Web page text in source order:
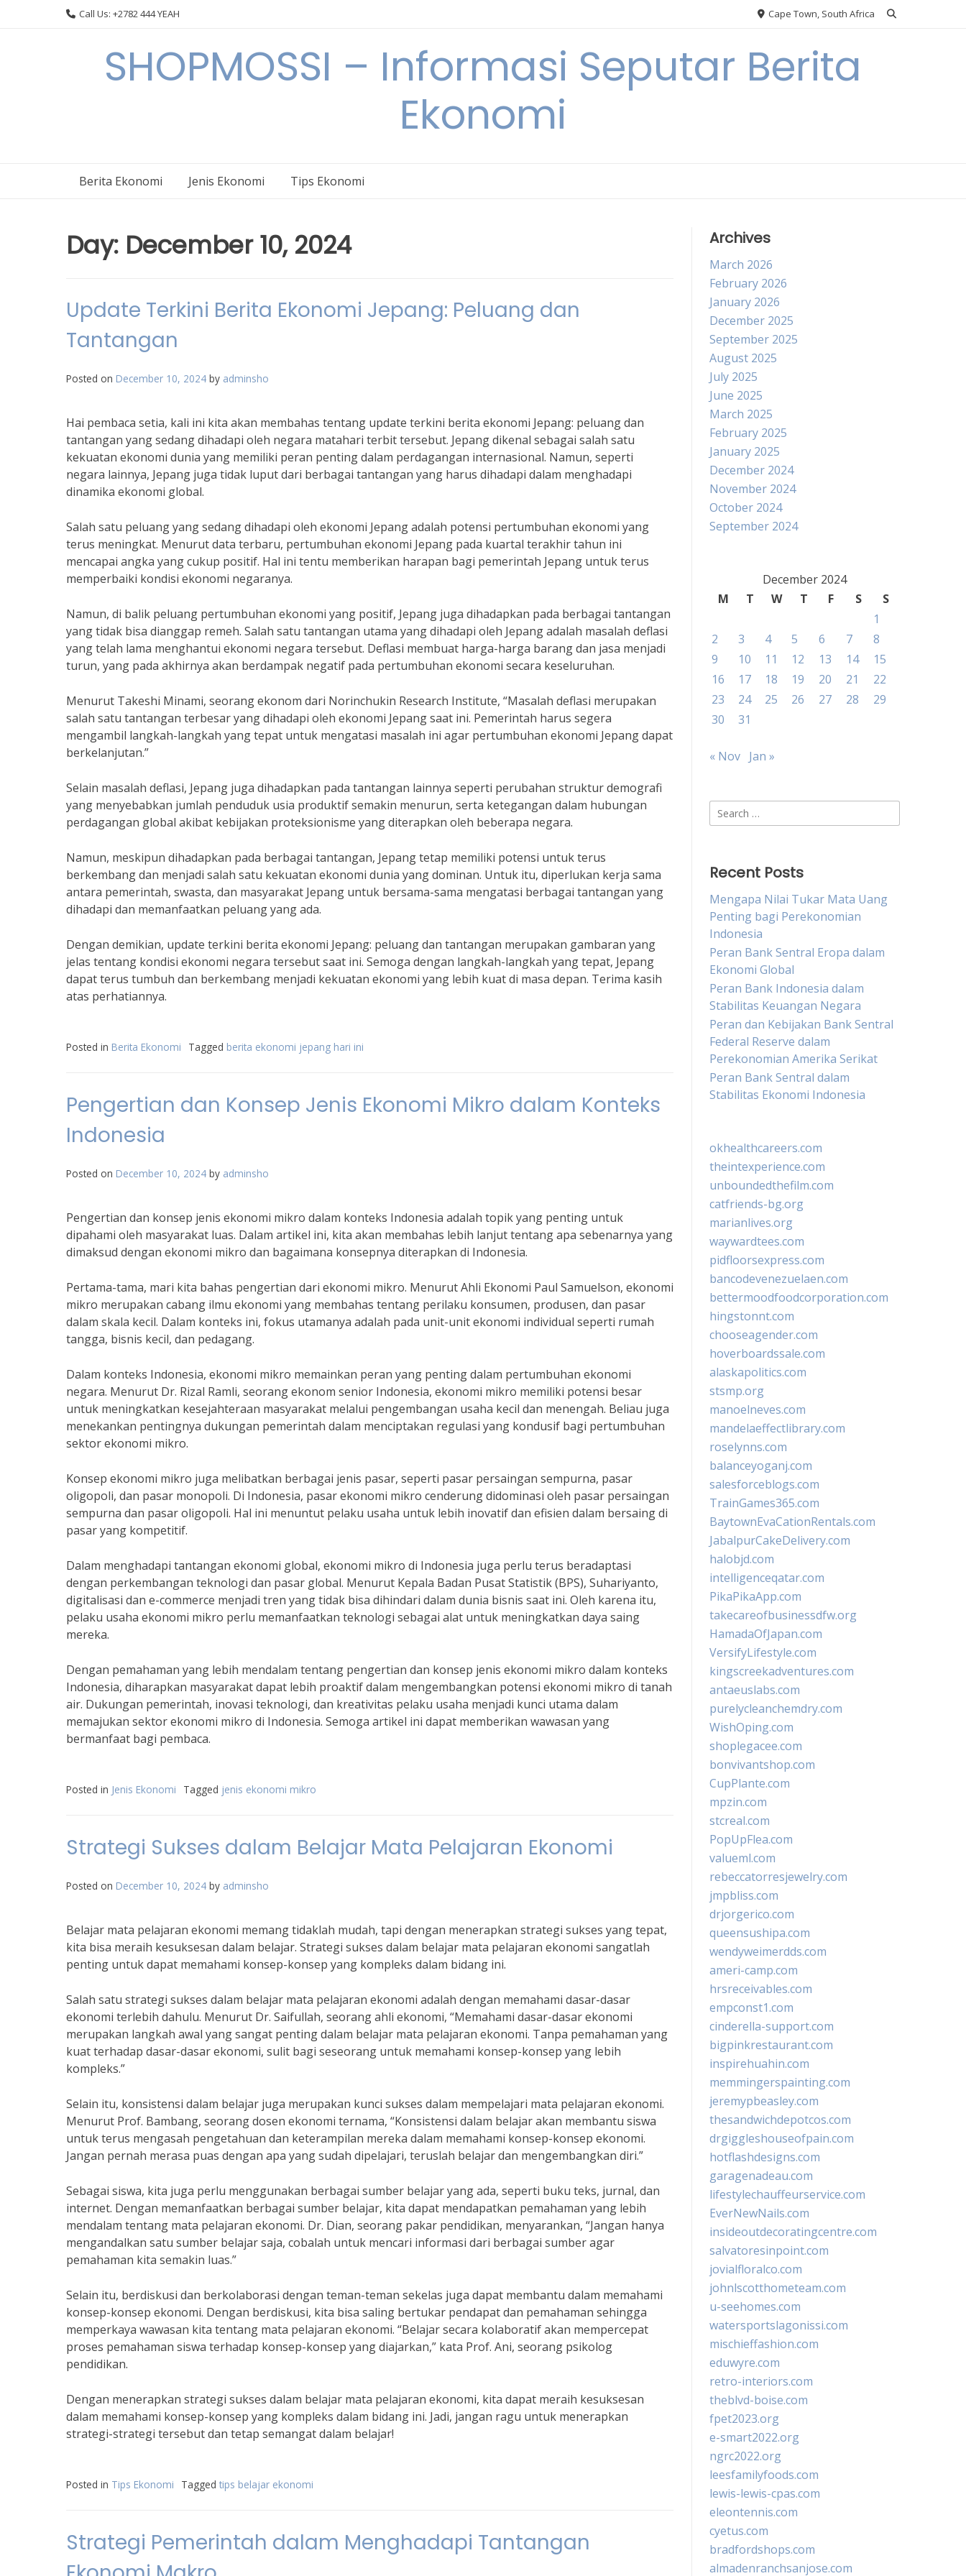
Call Us: +2782 444 YEAH Cape Town, South Africa
SHOPMOSSI – Informasi Seputar Berita
Ekonomi
Berita Ekonomi Jenis Ekonomi Tips Ekonomi
Day: December 10, 2024
Update Terkini Berita Ekonomi Jepang: Peluang dan
Tantangan
Posted on December 10, 2024 by adminsho
Hai pembaca setia, kali ini kita akan membahas tentang update terkini berita ekonomi Jepang: peluang dan
tantangan yang sedang dihadapi oleh negara matahari terbit tersebut. Jepang dikenal sebagai salah satu
kekuatan ekonomi dunia yang memiliki peran penting dalam perdagangan internasional. Namun, seperti
negara lainnya, Jepang juga tidak luput dari berbagai tantangan yang harus dihadapi dalam menghadapi
dinamika ekonomi global.
Salah satu peluang yang sedang dihadapi oleh ekonomi Jepang adalah potensi pertumbuhan ekonomi yang
terus meningkat. Menurut data terbaru, pertumbuhan ekonomi Jepang pada kuartal terakhir tahun ini
mencapai angka yang cukup positif. Hal ini tentu memberikan harapan bagi pemerintah Jepang untuk terus
memperbaiki kondisi ekonomi negaranya.
Namun, di balik peluang pertumbuhan ekonomi yang positif, Jepang juga dihadapkan pada berbagai tantangan
yang tidak bisa dianggap remeh. Salah satu tantangan utama yang dihadapi oleh Jepang adalah masalah deflasi
yang telah lama menghantui ekonomi negara tersebut. Deflasi membuat harga-harga barang dan jasa menjadi
turun, yang pada akhirnya akan berdampak negatif pada pertumbuhan ekonomi secara keseluruhan.
Menurut Takeshi Minami, seorang ekonom dari Norinchukin Research Institute, “Masalah deflasi merupakan
salah satu tantangan terbesar yang dihadapi oleh ekonomi Jepang saat ini. Pemerintah harus segera
mengambil langkah-langkah yang tepat untuk mengatasi masalah ini agar pertumbuhan ekonomi Jepang dapat
berkelanjutan.”
Selain masalah deflasi, Jepang juga dihadapkan pada tantangan lainnya seperti perubahan struktur demografi
yang menyebabkan jumlah penduduk usia produktif semakin menurun, serta ketegangan dalam hubungan
perdagangan global akibat kebijakan proteksionisme yang diterapkan oleh beberapa negara.
Namun, meskipun dihadapkan pada berbagai tantangan, Jepang tetap memiliki potensi untuk terus
berkembang dan menjadi salah satu kekuatan ekonomi dunia yang dominan. Untuk itu, diperlukan kerja sama
antara pemerintah, swasta, dan masyarakat Jepang untuk bersama-sama mengatasi berbagai tantangan yang
dihadapi dan memanfaatkan peluang yang ada.
Dengan demikian, update terkini berita ekonomi Jepang: peluang dan tantangan merupakan gambaran yang
jelas tentang kondisi ekonomi negara tersebut saat ini. Semoga dengan langkah-langkah yang tepat, Jepang
dapat terus tumbuh dan berkembang menjadi kekuatan ekonomi yang lebih kuat di masa depan. Terima kasih
atas perhatiannya.
Posted in Berita Ekonomi Tagged berita ekonomi jepang hari ini
Pengertian dan Konsep Jenis Ekonomi Mikro dalam Konteks
Indonesia
Posted on December 10, 2024 by adminsho
Pengertian dan konsep jenis ekonomi mikro dalam konteks Indonesia adalah topik yang penting untuk
dipahami oleh masyarakat luas. Dalam artikel ini, kita akan membahas lebih lanjut tentang apa sebenarnya yang
dimaksud dengan ekonomi mikro dan bagaimana konsepnya diterapkan di Indonesia.
Pertama-tama, mari kita bahas pengertian dari ekonomi mikro. Menurut Ahli Ekonomi Paul Samuelson, ekonomi
mikro merupakan cabang ilmu ekonomi yang membahas tentang perilaku konsumen, produsen, dan pasar
dalam skala kecil. Dalam konteks ini, fokus utamanya adalah pada unit-unit ekonomi individual seperti rumah
tangga, bisnis kecil, dan pedagang.
Dalam konteks Indonesia, ekonomi mikro memainkan peran yang penting dalam pertumbuhan ekonomi
negara. Menurut Dr. Rizal Ramli, seorang ekonom senior Indonesia, ekonomi mikro memiliki potensi besar
untuk meningkatkan kesejahteraan masyarakat melalui pengembangan usaha kecil dan menengah. Beliau juga
menekankan pentingnya dukungan pemerintah dalam menciptakan regulasi yang kondusif bagi pertumbuhan
sektor ekonomi mikro.
Konsep ekonomi mikro juga melibatkan berbagai jenis pasar, seperti pasar persaingan sempurna, pasar
oligopoli, dan pasar monopoli. Di Indonesia, pasar ekonomi mikro cenderung didominasi oleh pasar persaingan
sempurna dan pasar oligopoli. Hal ini menuntut pelaku usaha untuk lebih inovatif dan efisien dalam bersaing di
pasar yang kompetitif.
Dalam menghadapi tantangan ekonomi global, ekonomi mikro di Indonesia juga perlu terus beradaptasi
dengan perkembangan teknologi dan pasar global. Menurut Kepala Badan Pusat Statistik (BPS), Suhariyanto,
digitalisasi dan e-commerce menjadi tren yang tidak bisa dihindari dalam dunia bisnis saat ini. Oleh karena itu,
pelaku usaha ekonomi mikro perlu memanfaatkan teknologi sebagai alat untuk meningkatkan daya saing
mereka.
Dengan pemahaman yang lebih mendalam tentang pengertian dan konsep jenis ekonomi mikro dalam konteks
Indonesia, diharapkan masyarakat dapat lebih proaktif dalam mengembangkan potensi ekonomi mikro di tanah
air. Dukungan pemerintah, inovasi teknologi, dan kreativitas pelaku usaha menjadi kunci utama dalam
memajukan sektor ekonomi mikro di Indonesia. Semoga artikel ini dapat memberikan wawasan yang
bermanfaat bagi pembaca.
Posted in Jenis Ekonomi Tagged jenis ekonomi mikro
Strategi Sukses dalam Belajar Mata Pelajaran Ekonomi
Posted on December 10, 2024 by adminsho
Belajar mata pelajaran ekonomi memang tidaklah mudah, tapi dengan menerapkan strategi sukses yang tepat,
kita bisa meraih kesuksesan dalam belajar. Strategi sukses dalam belajar mata pelajaran ekonomi sangatlah
penting untuk dapat memahami konsep-konsep yang kompleks dalam bidang ini.
Salah satu strategi sukses dalam belajar mata pelajaran ekonomi adalah dengan memahami dasar-dasar
ekonomi terlebih dahulu. Menurut Dr. Saifullah, seorang ahli ekonomi, “Memahami dasar-dasar ekonomi
merupakan langkah awal yang sangat penting dalam belajar mata pelajaran ekonomi. Tanpa pemahaman yang
kuat terhadap dasar-dasar ekonomi, sulit bagi seseorang untuk memahami konsep-konsep yang lebih
kompleks.”
Selain itu, konsistensi dalam belajar juga merupakan kunci sukses dalam mempelajari mata pelajaran ekonomi.
Menurut Prof. Bambang, seorang dosen ekonomi ternama, “Konsistensi dalam belajar akan membantu siswa
untuk terus mengasah pengetahuan dan keterampilan mereka dalam memahami konsep-konsep ekonomi.
Jangan pernah merasa puas dengan apa yang sudah dipelajari, teruslah belajar dan mengembangkan diri.”
Sebagai siswa, kita juga perlu menggunakan berbagai sumber belajar yang ada, seperti buku teks, jurnal, dan
internet. Dengan memanfaatkan berbagai sumber belajar, kita dapat mendapatkan pemahaman yang lebih
mendalam tentang mata pelajaran ekonomi. Dr. Dian, seorang pakar pendidikan, menyarankan, “Jangan hanya
mengandalkan satu sumber belajar saja, cobalah untuk mencari informasi dari berbagai sumber agar
pemahaman kita semakin luas.”
Selain itu, berdiskusi dan berkolaborasi dengan teman-teman sekelas juga dapat membantu dalam memahami
konsep-konsep ekonomi. Dengan berdiskusi, kita bisa saling bertukar pendapat dan pemahaman sehingga
memperkaya wawasan kita tentang mata pelajaran ekonomi. “Belajar secara kolaboratif akan mempercepat
proses pemahaman siswa terhadap konsep-konsep yang diajarkan,” kata Prof. Ani, seorang psikolog
pendidikan.
Dengan menerapkan strategi sukses dalam belajar mata pelajaran ekonomi, kita dapat meraih kesuksesan
dalam memahami konsep-konsep yang kompleks dalam bidang ini. Jadi, jangan ragu untuk menerapkan
strategi-strategi tersebut dan tetap semangat dalam belajar!
Posted in Tips Ekonomi Tagged tips belajar ekonomi
Strategi Pemerintah dalam Menghadapi Tantangan
Archives
March 2026
February 2026
January 2026
December 2025
September 2025
August 2025
July 2025
June 2025
March 2025
February 2025
January 2025
December 2024
November 2024
October 2024
September 2024
December 2024
M
T W T F S
S
1
2
3 4 5 6 7
8
9
10 11 12 13 14
15
16
17 18 19 20 21
22
23
24 25 26 27 28
29
30
31
« Nov Jan »
Search
for:
Recent Posts
Mengapa Nilai Tukar Mata Uang
Penting bagi Perekonomian
Indonesia
Peran Bank Sentral Eropa dalam
Ekonomi Global
Peran Bank Indonesia dalam
Stabilitas Keuangan Negara
Peran dan Kebijakan Bank Sentral
Federal Reserve dalam
Perekonomian Amerika Serikat
Peran Bank Sentral dalam
Stabilitas Ekonomi Indonesia
okhealthcareers.com
theintexperience.com
unboundedthefilm.com
catfriends-bg.org
marianlives.org
waywardtees.com
pidfloorsexpress.com
bancodevenezuelaen.com
bettermoodfoodcorporation.com
hingstonnt.com
chooseagender.com
hoverboardssale.com
alaskapolitics.com
stsmp.org
manoelneves.com
mandelaeffectlibrary.com
roselynns.com
balanceyoganj.com
salesforceblogs.com
TrainGames365.com
BaytownEvaCationRentals.com
JabalpurCakeDelivery.com
halobjd.com
intelligenceqatar.com
PikaPikaApp.com
takecareofbusinessdfw.org
HamadaOfJapan.com
VersifyLifestyle.com
kingscreekadventures.com
antaeuslabs.com
purelycleanchemdry.com
WishOping.com
shoplegacee.com
bonvivantshop.com
CupPlante.com
mpzin.com
stcreal.com
PopUpFlea.com
valueml.com
rebeccatorresjewelry.com
jmpbliss.com
drjorgerico.com
queensushipa.com
wendyweimerdds.com
ameri-camp.com
hrsreceivables.com
empconst1.com
cinderella-support.com
bigpinkrestaurant.com
inspirehuahin.com
memmingerspainting.com
jeremypbeasley.com
thesandwichdepotcos.com
drgiggleshouseofpain.com
hotflashdesigns.com
garagenadeau.com
lifestylechauffeurservice.com
EverNewNails.com
insideoutdecoratingcentre.com
salvatoresinpoint.com
jovialfloralco.com
johnlscotthometeam.com
u-seehomes.com
watersportslagonissi.com
mischieffashion.com
eduwyre.com
retro-interiors.com
theblvd-boise.com
fpet2023.org
e-smart2022.org
ngrc2022.org
leesfamilyfoods.com
lewis-lewis-cpas.com
eleontennis.com
cyetus.com
bradfordshops.com
almadenranchsanjose.com